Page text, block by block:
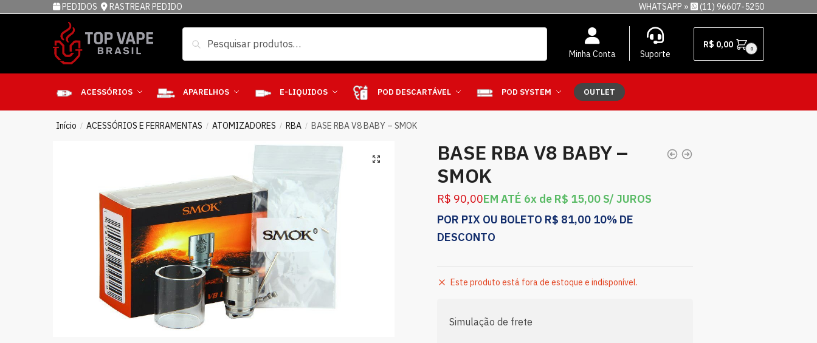
PEDIDOS RASTREAR PEDIDO WHATSAPP » (11) 96607-5250
Minha Conta Suporte
R$ 0,00 0
ACESSÓRIOS APARELHOS E-LIQUIDOS POD DESCARTÁVEL POD SYSTEM OUTLET
Início / ACESSÓRIOS E FERRAMENTAS / ATOMIZADORES / RBA / BASE RBA V8 BABY – SMOK
BASE RBA V8 BABY –
SMOK
R$ 90,00EM ATÉ 6x de R$ 15,00 S/ JUROS
POR PIX OU BOLETO R$ 81,00 10% DE
DESCONTO
Este produto está fora de estoque e indisponível.
Simulação de frete